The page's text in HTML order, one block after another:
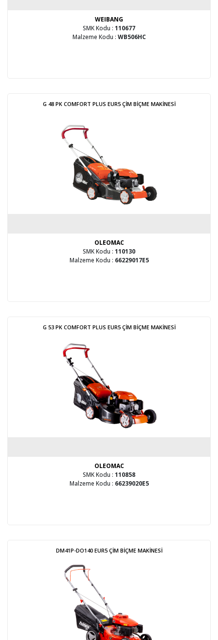
WEIBANG
SMK Kodu : 110677
Malzeme Kodu : WB506HC
G 48 PK COMFORT PLUS EUR5 ÇİM BİÇME MAKİNESİ
OLEOMAC
SMK Kodu : 110130
Malzeme Kodu : 66229017E5
G 53 PK COMFORT PLUS EUR5 ÇİM BİÇME MAKİNESİ
OLEOMAC
SMK Kodu : 110858
Malzeme Kodu : 66239020E5
DM41P-DO140 EUR5 ÇİM BİÇME MAKİNESİ